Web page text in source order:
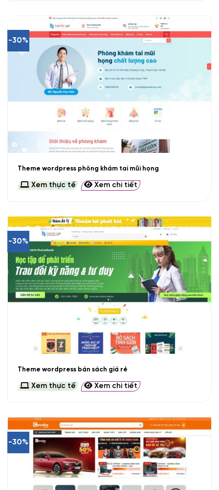
-30%
Theme wordpress phòng khám tai mũi họng
Xem thực tế Xem chi tiết
-30%
Theme wordpress bán sách giá rẻ
Xem thực tế Xem chi tiết
-30%